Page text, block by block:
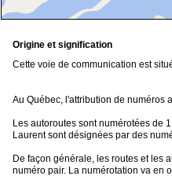
Origine et signification
Cette voie de communication est
Au Québec, l'attribution de numéros
Les autoroutes sont numérotées de
Laurent sont désignées par des
De façon générale, les routes et les
numéro pair. La numérotation va en